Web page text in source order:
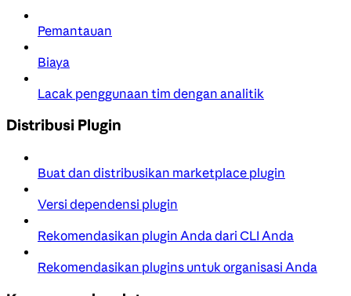
Pemantauan
Biaya
Lacak penggunaan tim dengan analitik
Distribusi Plugin
Buat dan distribusikan marketplace plugin
Versi dependensi plugin
Rekomendasikan plugin Anda dari CLI Anda
Rekomendasikan plugins untuk organisasi Anda